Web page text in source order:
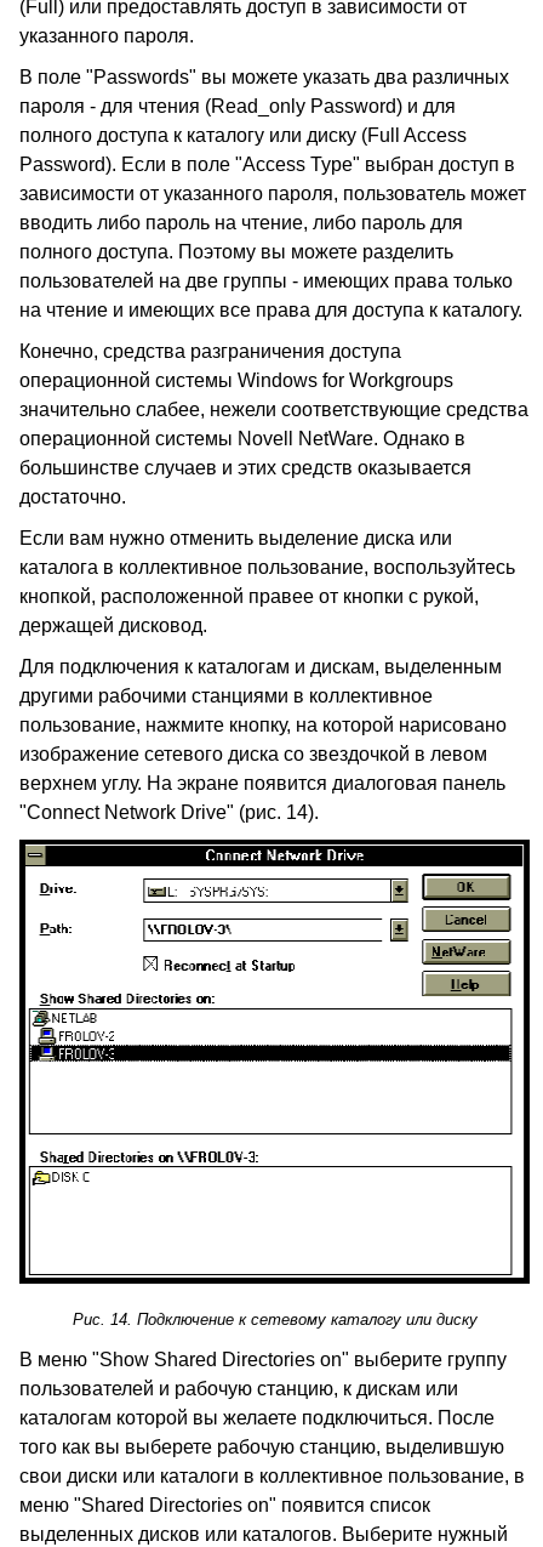
(Full) или предоставлять доступ в зависимости от
указанного пароля.
В поле "Passwords" вы можете указать два различных
пароля - для чтения (Read_only Password) и для
полного доступа к каталогу или диску (Full Access
Password). Если в поле "Access Type" выбран доступ в
зависимости от указанного пароля, пользователь может
вводить либо пароль на чтение, либо пароль для
полного доступа. Поэтому вы можете разделить
пользователей на две группы - имеющих права только
на чтение и имеющих все права для доступа к каталогу.
Конечно, средства разграничения доступа
операционной системы Windows for Workgroups
значительно слабее, нежели соответствующие средства
операционной системы Novell NetWare. Однако в
большинстве случаев и этих средств оказывается
достаточно.
Если вам нужно отменить выделение диска или
каталога в коллективное пользование, воспользуйтесь
кнопкой, расположенной правее от кнопки с рукой,
держащей дисковод.
Для подключения к каталогам и дискам, выделенным
другими рабочими станциями в коллективное
пользование, нажмите кнопку, на которой нарисовано
изображение сетевого диска со звездочкой в левом
верхнем углу. На экране появится диалоговая панель
"Connect Network Drive" (рис. 14).
Рис. 14. Подключение к сетевому каталогу или диску
В меню "Show Shared Directories on" выберите группу
пользователей и рабочую станцию, к дискам или
каталогам которой вы желаете подключиться. После
того как вы выберете рабочую станцию, выделившую
свои диски или каталоги в коллективное пользование, в
меню "Shared Directories on" появится список
выделенных дисков или каталогов. Выберите нужный